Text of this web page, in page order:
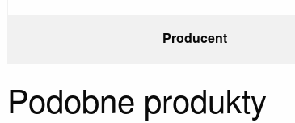
Producent
Podobne produkty